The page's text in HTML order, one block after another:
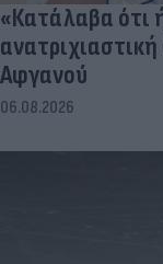
«Κατάλαβα ότι
Αφγανού
06.08.2026